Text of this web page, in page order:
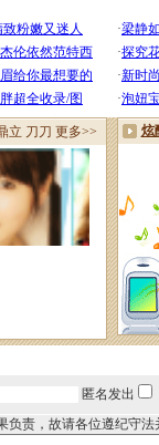
匿名发出
负责，故请各位遵纪守